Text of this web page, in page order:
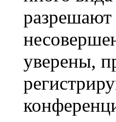
уверены,